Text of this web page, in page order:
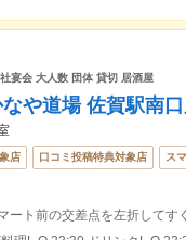
宴会 大人数 団体 貸切 居酒屋
や道場 佐賀駅南
店 口コミ投稿特典対象店 ス
ート前の交差点を左折してす